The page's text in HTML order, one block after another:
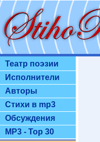
Театр поэзии
Исполнители
Авторы
Стихи в mp3
Обсуждения
MP3 - Top 30